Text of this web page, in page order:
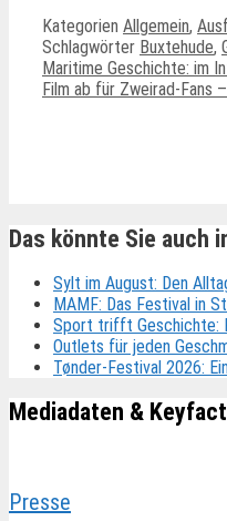
Kategorien Allgemein,
Schlagwörter Buxtehude,
Maritime Geschichte: im
Film ab für Zweirad-Fans
Das könnte Sie auch
Sylt im August: Den
MAMF: Das Festival in
Sport trifft Geschichte:
Outlets für jeden
Tønder-Festival 2026:
Mediadaten &
Presse